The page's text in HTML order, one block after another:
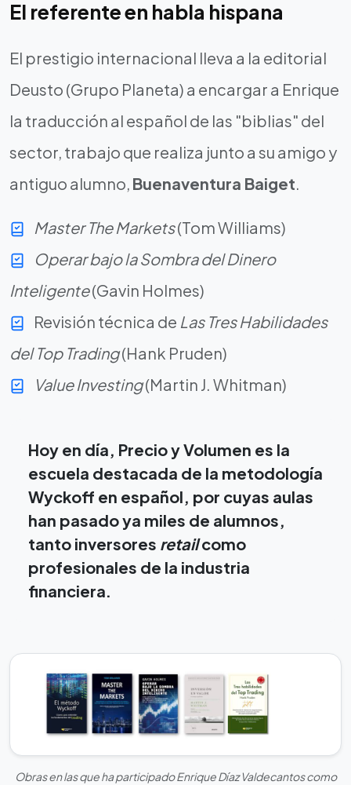
El referente en habla hispana
El prestigio internacional lleva a la editorial
Deusto (Grupo Planeta) a encargar a Enrique
la traducción al español de las "biblias" del
sector, trabajo que realiza junto a su amigo y
antiguo alumno, Buenaventura Baiget.
Master The Markets(Tom Williams)
Operar bajo la Sombra del Dinero
Inteligente(Gavin Holmes)
Revisión técnica de Las Tres Habilidades
del Top Trading(Hank Pruden)
Value Investing(Martin J. Whitman)
Hoy en día, Precio y Volumen es la
escuela destacada de la metodología
Wyckoff en español, por cuyas aulas
han pasado ya miles de alumnos,
tanto inversores retailcomo
profesionales de la industria
financiera.
Obras en las que ha participado Enrique Díaz Valdecantos como